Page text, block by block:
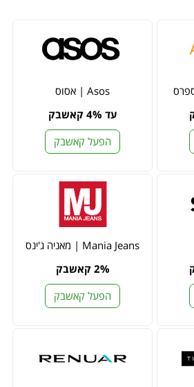
Asos | אסוס
עד 4% קאשבק
הפעל קאשבק
Mania Jeans | מאניה ג'ינס
2% קאשבק
הפעל קאשבק